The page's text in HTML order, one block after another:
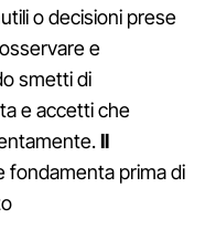
o decisioni prese
e
smetti di
e accetti che
Il
fondamenta prima di